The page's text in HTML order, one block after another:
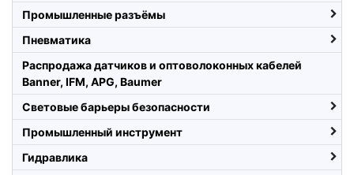
Промышленные разъёмы
Пневматика
Распродажа датчиков и оптоволоконных кабелей
Banner, IFM, APG, Baumer
Световые барьеры безопасности
Промышленный инструмент
Гидравлика